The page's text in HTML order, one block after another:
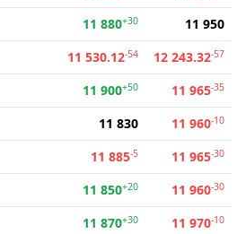
11 880+30
11 950
11 530.12-54 12 243.32-57
11 900+50 11 965-35
11 830 11 960-10
11 885-5 11 965-30
11 850+20 11 960-30
11 870+30 11 970-10